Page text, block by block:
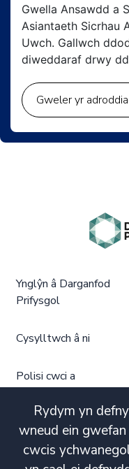
Gwella Ansawdd a
Asiantaeth Sicrhau
Uwch. Gallwch
diweddaraf drwy
Gweler yr
Rydym yn
wneud ein
cwcis
Ynglŷn â Darganfod
Prifysgol
Cysylltwch â ni
Polisi cwci a
Dargandod Prifysgol